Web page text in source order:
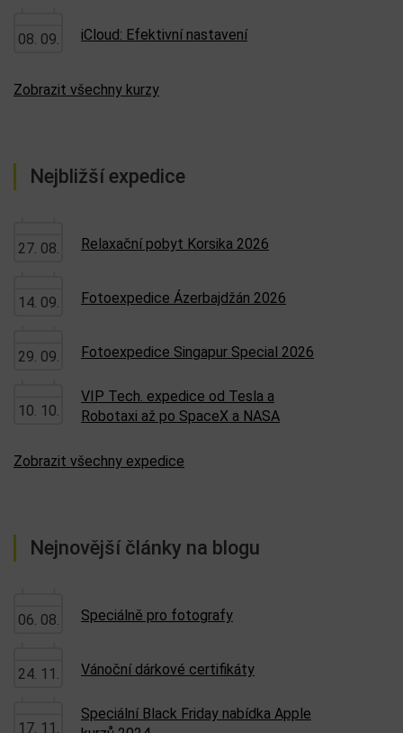
08. 09. iCloud: Efektivní nastavení
Zobrazit všechny kurzy
Nejbližší expedice
27. 08. Relaxační pobyt Korsika 2026
14. 09. Fotoexpedice Ázerbajdžán 2026
29. 09. Fotoexpedice Singapur Special 2026
10. 10.
VIP Tech. expedice od Tesla a
Robotaxi až po SpaceX a NASA
Zobrazit všechny expedice
Nejnovější články na blogu
06. 08. Speciálně pro fotografy
24. 11. Vánoční dárkové certifikáty
17. 11.
Speciální Black Friday nabídka Apple